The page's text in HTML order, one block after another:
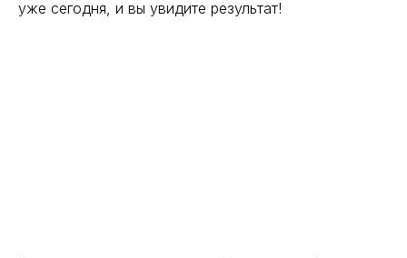
уже сегодня, и вы увидите результат!